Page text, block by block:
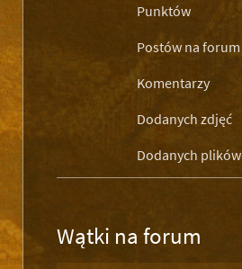
Punktów
Postów na forum
Komentarzy
Dodanych zdjęć
Dodanych plików
Wątki na forum